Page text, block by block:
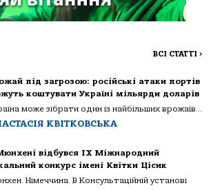
ВСІ СТАТТІ >
під загрозою: російські атаки портів
коштувати Україні мільярди доларів
може зібрати один із найбільших врожаїв...
КВІТКОВСЬКА
відбувся IX Міжнародний
конкурс імені Квітки Цісик
Німеччина. В Консультаційній установі